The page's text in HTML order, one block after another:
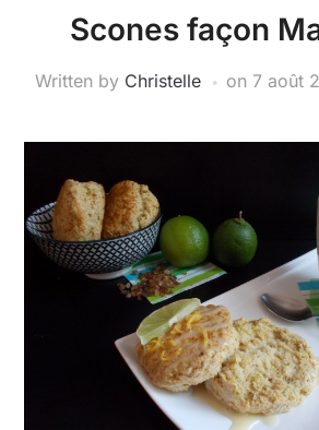
Scones façon
Written by Christelle on 7 août